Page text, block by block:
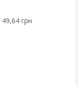
49,64 грн